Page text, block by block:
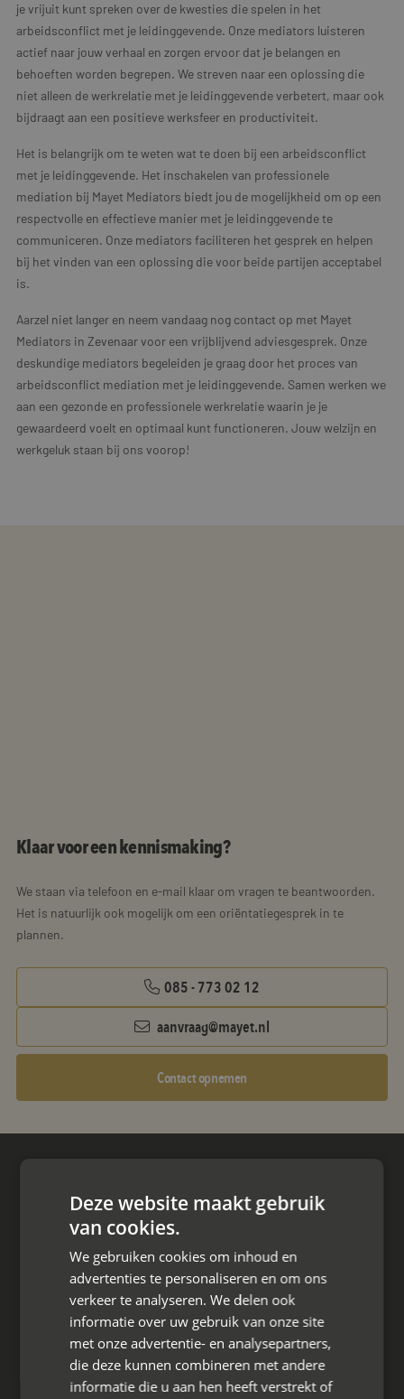
je vrijuit kunt spreken over de kwesties die spelen in het
arbeidsconflict met je leidinggevende. Onze mediators luisteren
actief naar jouw verhaal en zorgen ervoor dat je belangen en
behoeften worden begrepen. We streven naar een oplossing die
niet alleen de werkrelatie met je leidinggevende verbetert, maar ook
bijdraagt aan een positieve werksfeer en productiviteit.
Het is belangrijk om te weten wat te doen bij een arbeidsconflict
met je leidinggevende. Het inschakelen van professionele
mediation bij Mayet Mediators biedt jou de mogelijkheid om op een
respectvolle en effectieve manier met je leidinggevende te
communiceren. Onze mediators faciliteren het gesprek en helpen
bij het vinden van een oplossing die voor beide partijen acceptabel
is.
Aarzel niet langer en neem vandaag nog contact op met Mayet
Mediators in Zevenaar voor een vrijblijvend adviesgesprek. Onze
deskundige mediators begeleiden je graag door het proces van
arbeidsconflict mediation met je leidinggevende. Samen werken we
aan een gezonde en professionele werkrelatie waarin je je
gewaardeerd voelt en optimaal kunt functioneren. Jouw welzijn en
werkgeluk staan bij ons voorop!
Klaar voor een kennismaking?
We staan via telefoon en e-mail klaar om vragen te beantwoorden.
Het is natuurlijk ook mogelijk om een oriëntatiegesprek in te
plannen.
085 - 773 02 12
aanvraag@mayet.nl
Contact opnemen
Den Berg 16A
4661 KZ Halsteren,
085 - 773 02 12
aanvraag@mayet.nl
Deze website maakt gebruik
van cookies.
We gebruiken cookies om inhoud en
advertenties te personaliseren en om ons
verkeer te analyseren. We delen ook
informatie over uw gebruik van onze site
met onze advertentie- en analysepartners,
die deze kunnen combineren met andere
informatie die u aan hen heeft verstrekt of